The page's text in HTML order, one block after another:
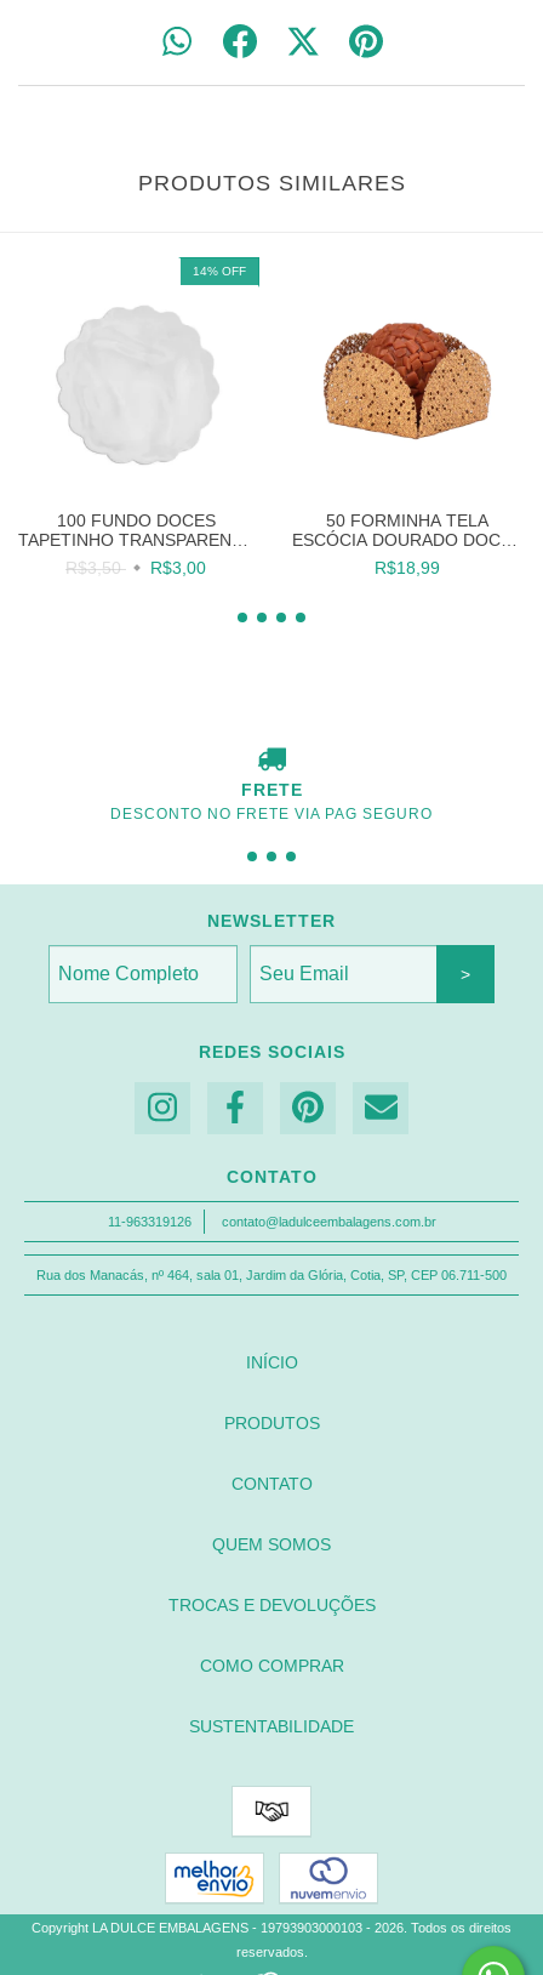
PRODUTOS SIMILARES
14% OFF
100 FUNDO DOCES
TAPETINHO TRANSPARENTE
PLÁSTICO 9 CM
R$3,50 R$3,00
50 FORMINHA TELA
ESCÓCIA DOURADO DOCES
FINOS FESTAS
R$18,99
FRETE
DESCONTO NO FRETE VIA PAG SEGURO
NEWSLETTER
REDES SOCIAIS
CONTATO
11-963319126 contato@ladulceembalagens.com.br
Rua dos Manacás, nº 464, sala 01, Jardim da Glória, Cotia, SP, CEP 06.711-500
INÍCIO
PRODUTOS
CONTATO
QUEM SOMOS
TROCAS E DEVOLUÇÕES
COMO COMPRAR
SUSTENTABILIDADE
Copyright LA DULCE EMBALAGENS - 19793903000103 - 2026. Todos os direitos
reservados.